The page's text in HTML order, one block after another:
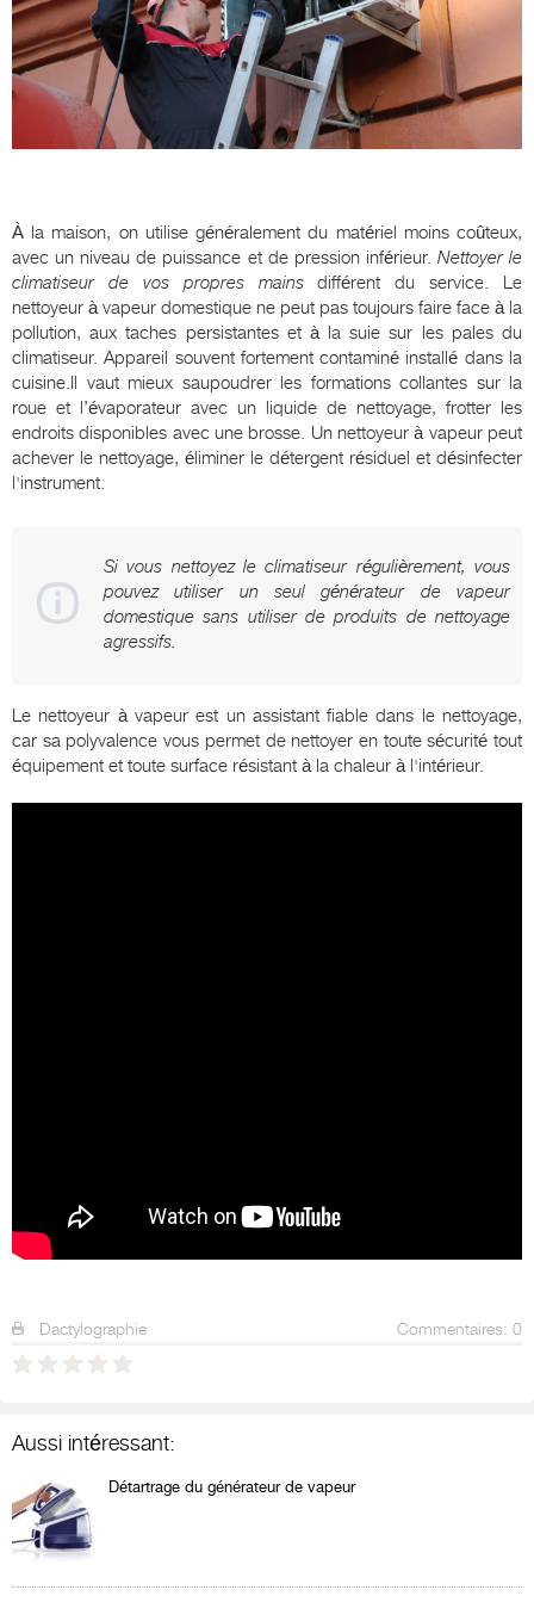
À la maison, on utilise généralement du matériel moins coûteux,
avec un niveau de puissance et de pression inférieur. Nettoyer le
climatiseur de vos propres mainsdifférent du service. Le
nettoyeur à vapeur domestique ne peut pas toujours faire face à la
pollution, aux taches persistantes et à la suie sur les pales du
climatiseur. Appareil souvent fortement contaminé installé dans la
cuisine.Il vaut mieux saupoudrer les formations collantes sur la
roue et l’évaporateur avec un liquide de nettoyage, frotter les
endroits disponibles avec une brosse. Un nettoyeur à vapeur peut
achever le nettoyage, éliminer le détergent résiduel et désinfecter
l'instrument.
Si vous nettoyez le climatiseur régulièrement, vous
pouvez utiliser un seul générateur de vapeur
domestique sans utiliser de produits de nettoyage
agressifs.
Le nettoyeur à vapeur est un assistant fiable dans le nettoyage,
car sa polyvalence vous permet de nettoyer en toute sécurité tout
équipement et toute surface résistant à la chaleur à l'intérieur.
Dactylographie Commentaires: 0
Aussi intéressant:
Détartrage du générateur de vapeur